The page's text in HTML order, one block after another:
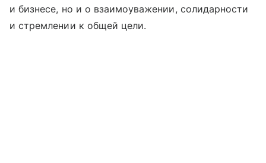
и бизнесе, но и о взаимоуважении, солидарности
и стремлении к общей цели.